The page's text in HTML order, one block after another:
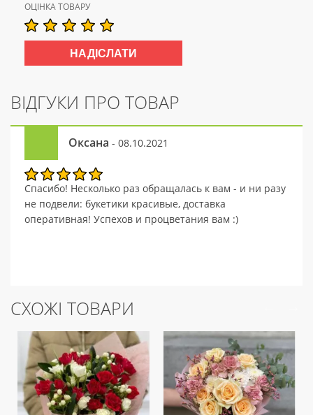
ОЦІНКА ТОВАРУ
ВІДГУКИ ПРО ТОВАР
Оксана - 08.10.2021
Спасибо! Несколько раз обращалась к вам - и ни разу
не подвели: букетики красивые, доставка
оперативная! Успехов и процветания вам :)
СХОЖІ ТОВАРИ